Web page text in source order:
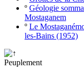
º Géologie
Mostaganem
º Le
les-Bains (1952)
Peuplement